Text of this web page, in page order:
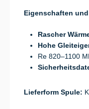
Eigenschaften
Rascher
Hohe
Re 820–1100
Lieferform Spule: